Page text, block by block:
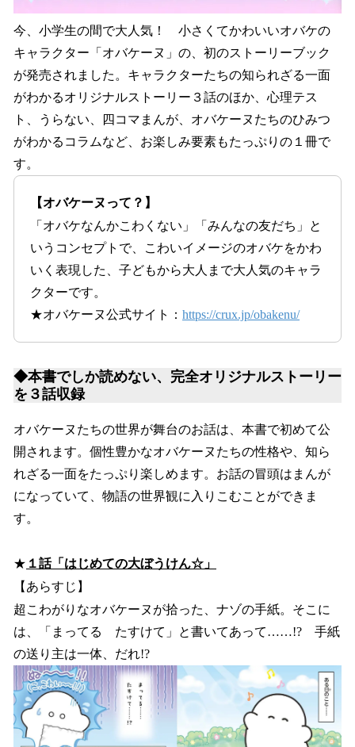
今、小学生の間で大人気！ 小さくてかわいいオバケの
キャラクター「オバケーヌ」の、初のストーリーブック
が発売されました。キャラクターたちの知られざる一面
がわかるオリジナルストーリー３話のほか、心理テス
ト、うらない、四コマまんが、オバケーヌたちのひみつ
がわかるコラムなど、お楽しみ要素もたっぷりの１冊で
す。
【オバケーヌって？】
「オバケなんかこわくない」「みんなの友だち」と
いうコンセプトで、こわいイメージのオバケをかわ
いく表現した、子どもから大人まで大人気のキャラ
クターです。
★オバケーヌ公式サイト： https://crux.jp/obakenu/
◆本書でしか読めない、完全オリジナルストーリー
を３話収録
オバケーヌたちの世界が舞台のお話は、本書で初めて公
開されます。個性豊かなオバケーヌたちの性格や、知ら
れざる一面をたっぷり楽しめます。お話の冒頭はまんが
になっていて、物語の世界観に入りこむことができま
す。
★ １話「はじめての大ぼうけん☆」
【あらすじ】
超こわがりなオバケーヌが拾った、ナゾの手紙。そこに
は、「まってる たすけて」と書いてあって……!? 手紙
の送り主は一体、だれ!?